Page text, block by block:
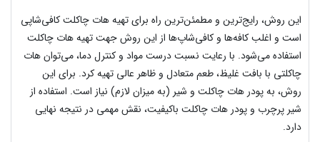
این روش، رایج‌ترین و مطمئن‌ترین راه برای تهیه هات چاکلت کافی‌شاپی
است و اغلب کافه‌ها و کافی‌شاپ‌ها از این روش جهت تهیه هات چاکلت
استفاده می‌شود. با رعایت نسبت درست مواد و کنترل دما، می‌توان هات
چاکلتی با بافت غلیظ، طعم متعادل و ظاهر عالی تهیه کرد. برای این
روش، به پودر هات چاکلت و شیر (به میزان لازم) نیاز است. استفاده از
شیر پرچرب و پودر هات چاکلت باکیفیت، نقش مهمی در نتیجه نهایی
دارد.